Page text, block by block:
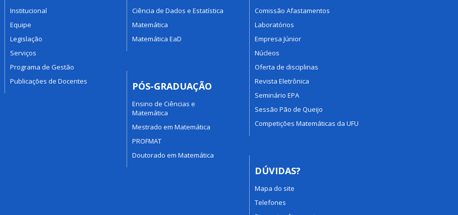
Institucional
Equipe
Legislação
Serviços
Programa de Gestão
Publicações de Docentes
Ciência de Dados e Estatística
Matemática
Matemática EaD
PÓS-GRADUAÇÃO
Ensino de Ciências e
Matemática
Mestrado em Matemática
PROFMAT
Doutorado em Matemática
Comissão Afastamentos
Laboratórios
Empresa Júnior
Núcleos
Oferta de disciplinas
Revista Eletrônica
Seminário EPA
Sessão Pão de Queijo
Competições Matemáticas da UFU
DÚVIDAS?
Mapa do site
Telefones